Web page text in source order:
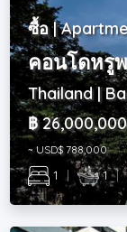
ซื้อ |
คอนโดหรู
Thailand |
฿ 26,000,000
~ USD$ 788,000
1 | 1 |